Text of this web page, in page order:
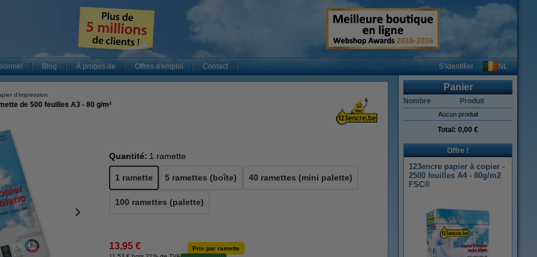
Blog À propos de Offres d'emploi Contact S’identifier NL
d'impression
de 500 feuilles A3 - 80 g/m²
Quantité: 1 ramette
1 ramette 5 ramettes (boîte) 40 ramettes (mini palette)
100 ramettes (palette)
13,95 € Prix par ramette
Panier
Nombre Produit
Aucun produit
Total: 0,00 €
Offre !
123encre papier à copier -
2500 feuilles A4 - 80g/m2
FSC®